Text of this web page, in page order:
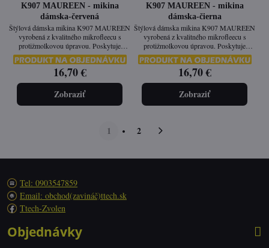
K907 MAUREEN - mikina
dámska-červená
Štýlová dámska mikina K907 MAUREEN
vyrobená z kvalitného mikrofleecu s
protižmolkovou úpravou. Poskytuje
príjemné teplo, je ľahká a ideálna na nosenie
počas chladných dní. Vypasovaný strih
zabezpečuje elegantný a moderný vzhľad.
16,70 €
Zobraziť
K907 MAUREEN - mikina
dámska-čierna
Štýlová dámska mikina K907 MAUREEN
vyrobená z kvalitného mikrofleecu s
protižmolkovou úpravou. Poskytuje
príjemné teplo, je ľahká a ideálna na nosenie
počas chladných dní. Vypasovaný strih
zabezpečuje elegantný a moderný vzhľad.
16,70 €
Zobraziť
1 2
Tel: 0903547859
Email: obchod(zavináč)ttech.sk
Ttech-Zvolen
Objednávky